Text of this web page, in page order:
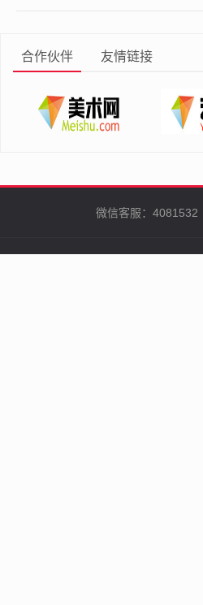
合作伙伴 友情链接
微信客服：4081532